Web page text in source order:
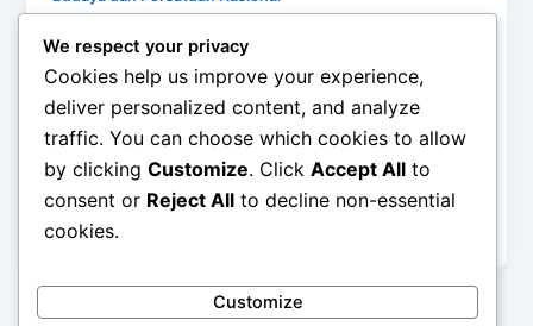
Identitas Budaya dalam Kompetisi
Olahraga
admin/ January 28, 2026
Identitas Budaya dalam Kompetisi Olahraga –
Olahraga sering dipandang sebagai ajang adu
kekuatan fisik, strategi, dan keterampilan teknis.
Namun di
We respect your privacy
Cookies help us improve your experience,
deliver personalized content, and analyze
traffic. You can choose which cookies to allow
by clicking Customize. Click Accept All to
consent or Reject All to decline non-essential
cookies.
Customize